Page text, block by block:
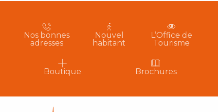
Nos bonnes
adresses
Nouvel
habitant
L’Office de
Tourisme
Boutique Brochures